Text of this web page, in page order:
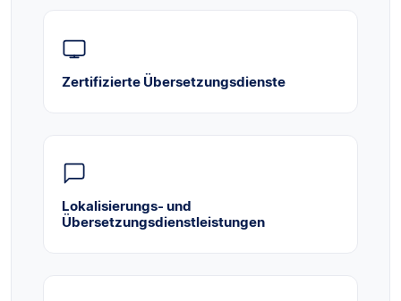
Zertifizierte Übersetzungsdienste
Lokalisierungs- und
Übersetzungsdienstleistungen